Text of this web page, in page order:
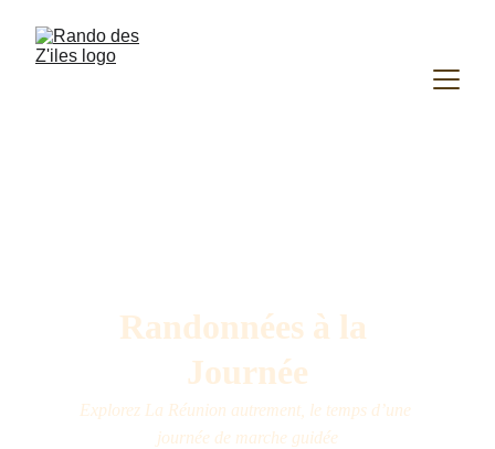
Randonnées à la
Journée
Explorez La Réunion autrement, le temps d’une
journée de marche guidée